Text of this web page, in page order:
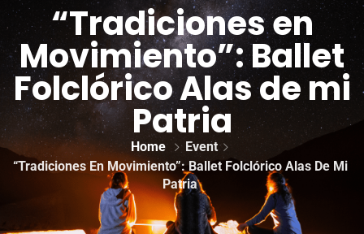
“Tradiciones en
Movimiento”: Ballet
Folclórico Alas de mi
Patria
Home
Event
“Tradiciones En Movimiento”: Ballet Folclórico Alas De Mi
Patria